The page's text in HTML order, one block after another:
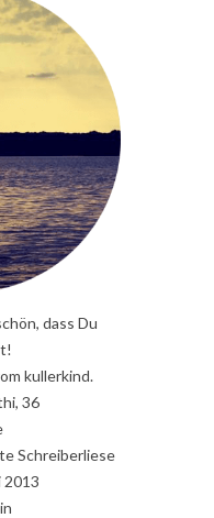
dass Du
kullerkind.
36
Schreiberliese